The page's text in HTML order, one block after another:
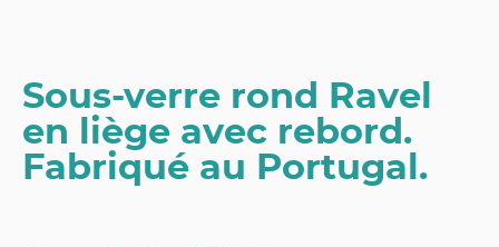
Sous-verre rond Ravel
en liège avec rebord.
Fabriqué au Portugal.